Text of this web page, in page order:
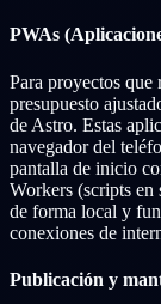
PWAs
Para proyectos
presupuesto
de Astro. Estas
navegador del
pantalla de inicio
Workers (scripts en
de forma local y
conexiones de
Publicación y